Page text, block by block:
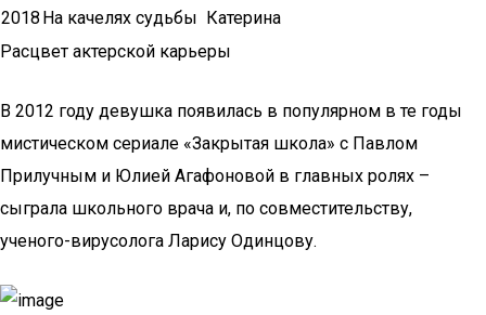
2018 На качелях судьбы Катерина
Расцвет актерской карьеры
В 2012 году девушка появилась в популярном в те годы
мистическом сериале «Закрытая школа» с Павлом
Прилучным и Юлией Агафоновой в главных ролях –
сыграла школьного врача и, по совместительству,
ученого-вирусолога Ларису Одинцову.